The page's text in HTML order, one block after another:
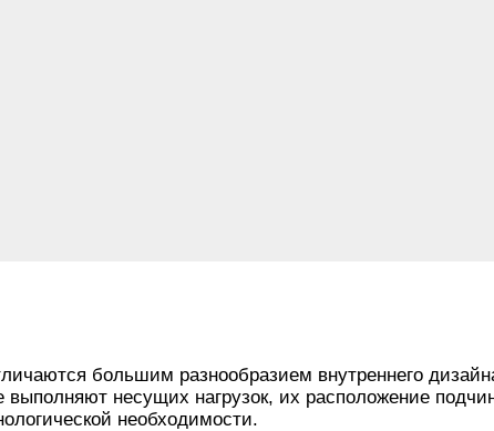
большим разнообразием внутреннего
выполняют несущих нагрузок, их расположение
необходимости.